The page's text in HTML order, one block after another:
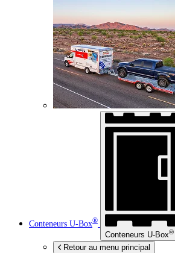
Conteneurs U-Box®
Conteneurs U-Box®
Retour au menu principal